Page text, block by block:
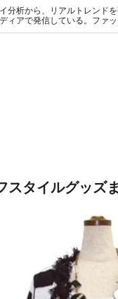
分析から、リアルトレンド
ィアで発信している。ファ
に強みを持つ。セミナーや
スタイルグッズ